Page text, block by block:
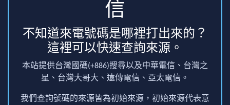
信
不知道來電號碼是哪裡打出來的？
這裡可以快速查詢來源。
本站提供台灣國碼(+886)搜尋以及中華電信、台灣之
星、台灣大哥大、遠傳電信、亞太電信。
我們查詢號碼的來源皆為初始來源，初始來源代表意